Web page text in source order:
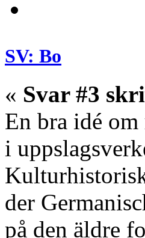
SV: Bo
« Svar #3
En bra idé
i
der
på den äldre